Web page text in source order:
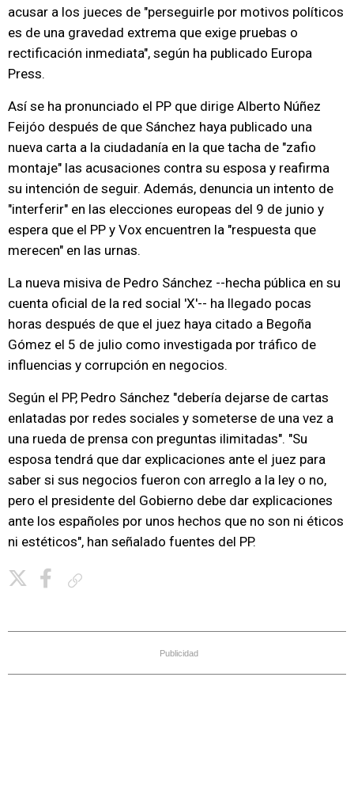
acusar a los jueces de "perseguirle por motivos políticos
es de una gravedad extrema que exige pruebas o
rectificación inmediata", según ha publicado Europa
Press.
Así se ha pronunciado el PP que dirige Alberto Núñez
Feijóo después de que Sánchez haya publicado una
nueva carta a la ciudadanía en la que tacha de "zafio
montaje" las acusaciones contra su esposa y reafirma
su intención de seguir. Además, denuncia un intento de
"interferir" en las elecciones europeas del 9 de junio y
espera que el PP y Vox encuentren la "respuesta que
merecen" en las urnas.
La nueva misiva de Pedro Sánchez --hecha pública en su
cuenta oficial de la red social 'X'-- ha llegado pocas
horas después de que el juez haya citado a Begoña
Gómez el 5 de julio como investigada por tráfico de
influencias y corrupción en negocios.
Según el PP, Pedro Sánchez "debería dejarse de cartas
enlatadas por redes sociales y someterse de una vez a
una rueda de prensa con preguntas ilimitadas". "Su
esposa tendrá que dar explicaciones ante el juez para
saber si sus negocios fueron con arreglo a la ley o no,
pero el presidente del Gobierno debe dar explicaciones
ante los españoles por unos hechos que no son ni éticos
ni estéticos", han señalado fuentes del PP.
Publicidad